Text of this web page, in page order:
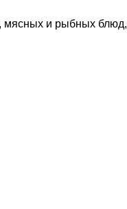
мясных и рыбных